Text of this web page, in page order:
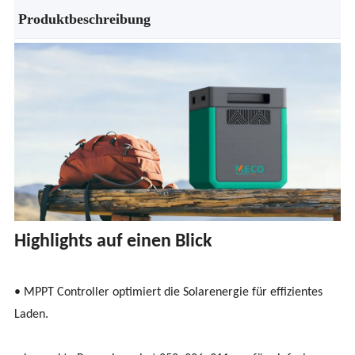
Produktbeschreibung
Highlights auf einen Blick
• MPPT Controller optimiert die Solarenergie für effizientes
Laden.